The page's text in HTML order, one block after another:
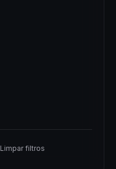
Limpar filtros